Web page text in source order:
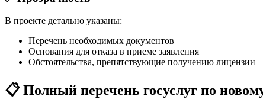
В проекте детально указаны:
Перечень необходимых документов
Основания для отказа в приеме заявления
Обстоятельства, препятствующие получению лицензии
📋 Полный перечень госуслуг по